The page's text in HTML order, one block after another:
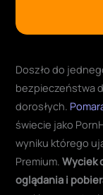
Doszło do
bezpieczeństwa
dorosłych.
świecie jako
wyniku którego
Premium.Wyciek
oglądania i